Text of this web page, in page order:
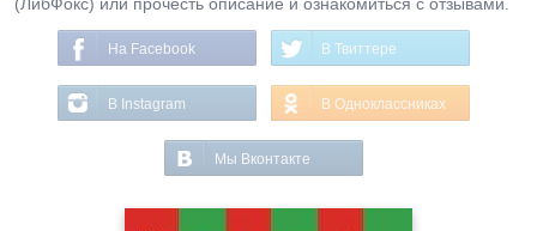
На Facebook В Твиттере
В Instagram В Одноклассниках
Мы Вконтакте